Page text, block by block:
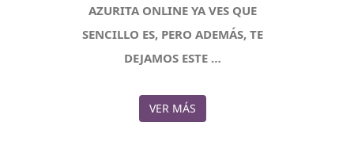
AZURITA ONLINE YA VES QUE
SENCILLO ES, PERO ADEMÁS, TE
DEJAMOS ESTE …
VER MÁS